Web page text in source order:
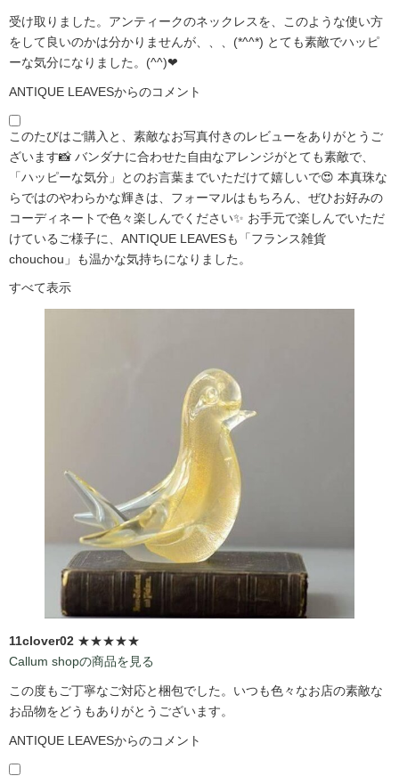
受け取りました。アンティークのネックレスを、このような使い方
をして良いのかは分かりませんが、、、(*^^*) とても素敵でハッピ
ーな気分になりました。(^^)❤
ANTIQUE LEAVESからのコメント
このたびはご購入と、素敵なお写真付きのレビューをありがとうご
ざいます📸 バンダナに合わせた自由なアレンジがとても素敵で、
「ハッピーな気分」とのお言葉までいただけて嬉しいで😍 本真珠な
らではのやわらかな輝きは、フォーマルはもちろん、ぜひお好みの
コーディネートで色々楽しんでください✨ お手元で楽しんでいただ
けているご様子に、ANTIQUE LEAVESも「フランス雑貨
chouchou」も温かな気持ちになりました。
すべて表示
11clover02 ★★★★★
Callum shopの商品を見る
この度もご丁寧なご対応と梱包でした。いつも色々なお店の素敵な
お品物をどうもありがとうございます。
ANTIQUE LEAVESからのコメント